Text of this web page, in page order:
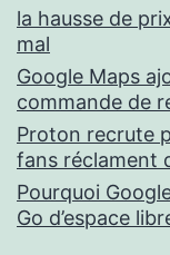
la hausse de
mal
Google Maps
commande de
Proton recrute
fans réclament
Pourquoi
Go d’espace